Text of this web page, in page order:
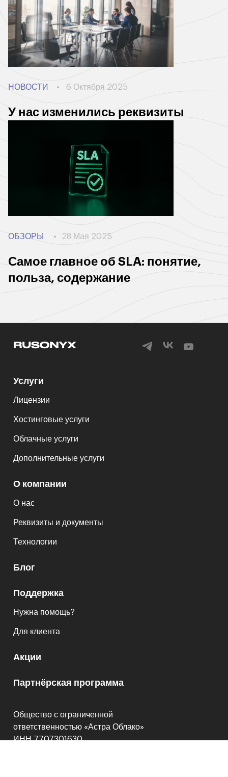
НОВОСТИ 6 Октября 2025
У нас изменились реквизиты
ОБЗОРЫ 28 Мая 2025
Самое главное об SLA: понятие,
польза, содержание
Услуги
Лицензии
Хостинговые услуги
Облачные услуги
Дополнительные услуги
О компании
О нас
Реквизиты и документы
Технологии
Блог
Поддержка
Нужна помощь?
Для клиента
Акции
Партнёрская программа
Общество с ограниченной
ответственностью «Астра Облако»
ИНН 7707301630